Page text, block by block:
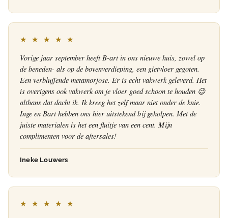
★ ★ ★ ★ ★
Vorige jaar september heeft B-art in ons nieuwe huis, zowel op
de beneden- als op de bovenverdieping, een gietvloer gegoten.
Een verbluffende metamorfose. Er is echt vakwerk geleverd. Het
is overigens ook vakwerk om je vloer goed schoon te houden 😉
althans dat dacht ik. Ik kreeg het zelf maar niet onder de knie.
Inge en Bart hebben ons hier uitstekend bij geholpen. Met de
juiste materialen is het een fluitje van een cent. Mijn
complimenten voor de aftersales!
Ineke Louwers
★ ★ ★ ★ ★